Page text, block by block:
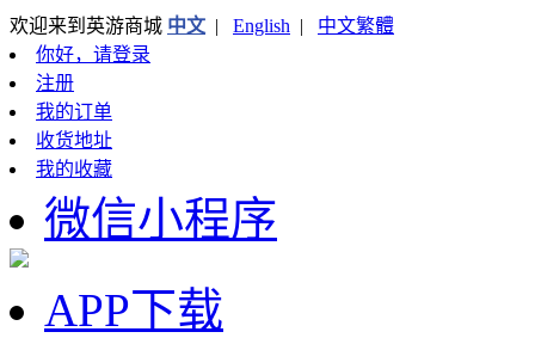
欢迎来到英游商城 中文 | English | 中文繁體
你好，请登录
注册
我的订单
收货地址
我的收藏
微信小程序
APP下载